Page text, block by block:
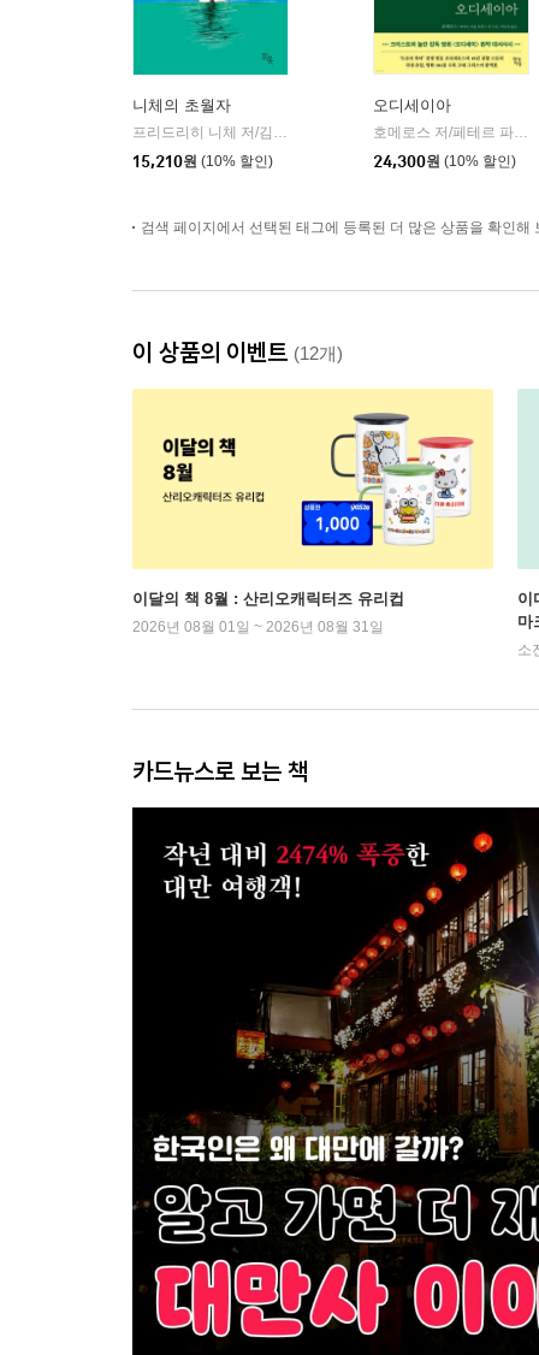
니체의 초월자
프리드리히 니체 저/김철 편역
15,210원 (10% 할인)
오디세이아
호메로스 저/페테르 파울 루벤스 그림/박문재 역
24,300원 (10% 할인)
검색 페이지에서 선택된 태그에 등록된 더 많은 상품을 확인해
이 상품의 이벤트 (12개)
이달의 책 8월 : 산리오캐릭터즈 유리컵
2026년 08월 01일 ~ 2026년 08월 31일
이
마
소
카드뉴스로 보는 책